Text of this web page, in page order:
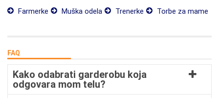
Farmerke
Muška odela Trenerke Torbe za mame
FAQ
Kako odabrati garderobu koja
odgovara mom telu?